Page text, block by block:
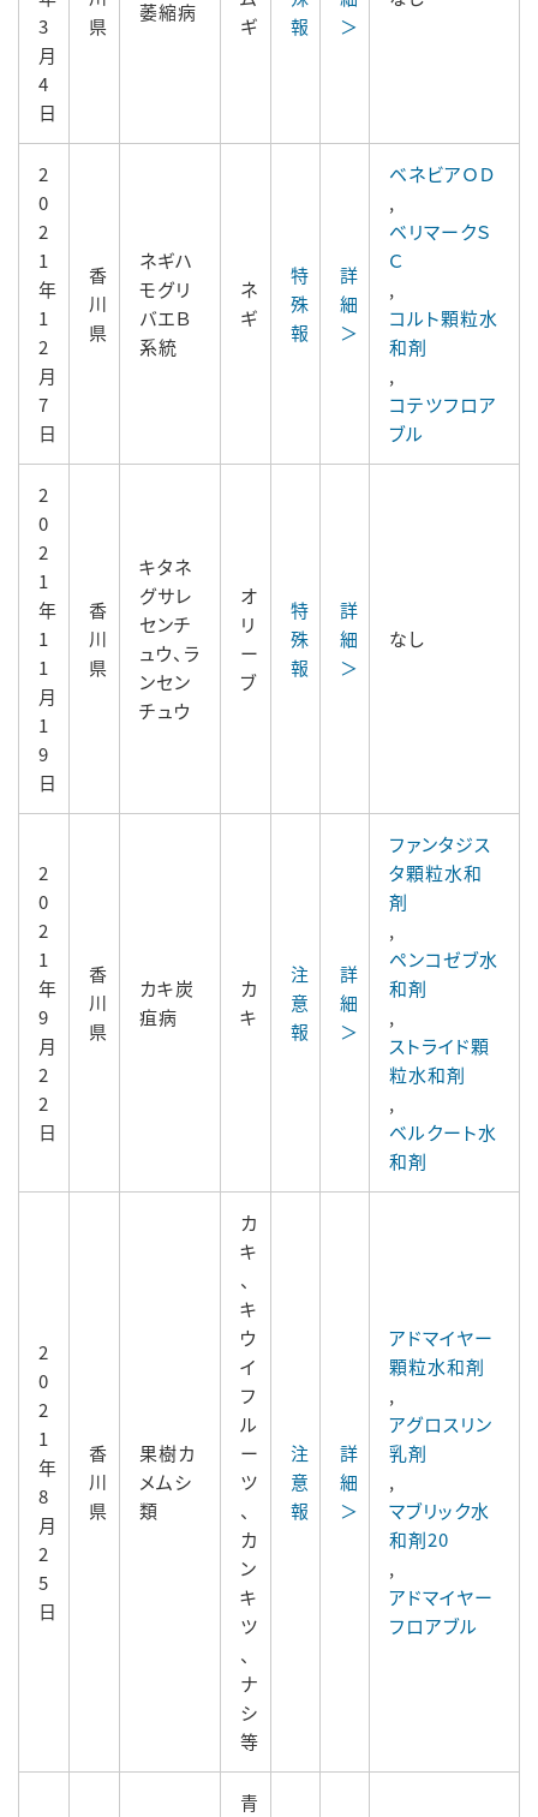
3
月
4
日
県
萎縮病
ギ
報
＞
2
0
2
1
年
1
2
月
7
日
香
川
県
ネギハ
モグリ
バエＢ
系統
ネ
ギ
特
殊
報
詳
細
＞
ベネビアＯＤ
,
ベリマークＳ
Ｃ
,
コルト顆粒水
和剤
,
コテツフロア
ブル
2
0
2
1
年
1
1
月
1
9
日
香
川
県
キタネ
グサレ
センチ
ュウ、ラ
ンセン
チュウ
オ
リ
ー
ブ
特
殊
報
詳
細
＞
なし
2
0
2
1
年
9
月
2
2
日
香
川
県
カキ炭
疽病
カ
キ
注
意
報
詳
細
＞
ファンタジス
タ顆粒水和
剤
,
ペンコゼブ水
和剤
,
ストライド顆
粒水和剤
,
ベルクート水
和剤
2
0
2
1
年
8
月
2
5
日
香
川
県
果樹カ
メムシ
類
カ
キ
、
キ
ウ
イ
フ
ル
ー
ツ
、
カ
ン
キ
ツ
、
ナ
シ
等
注
意
報
詳
細
＞
アドマイヤー
顆粒水和剤
,
アグロスリン
乳剤
,
マブリック水
和剤20
,
アドマイヤー
フロアブル
青